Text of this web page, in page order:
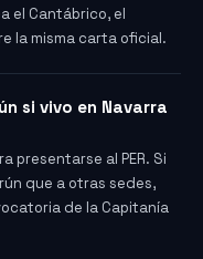
el Cantábrico, el
la misma carta oficial.
si vivo en Navarra
presentarse al PER. Si
que a otras sedes,
de la Capitanía